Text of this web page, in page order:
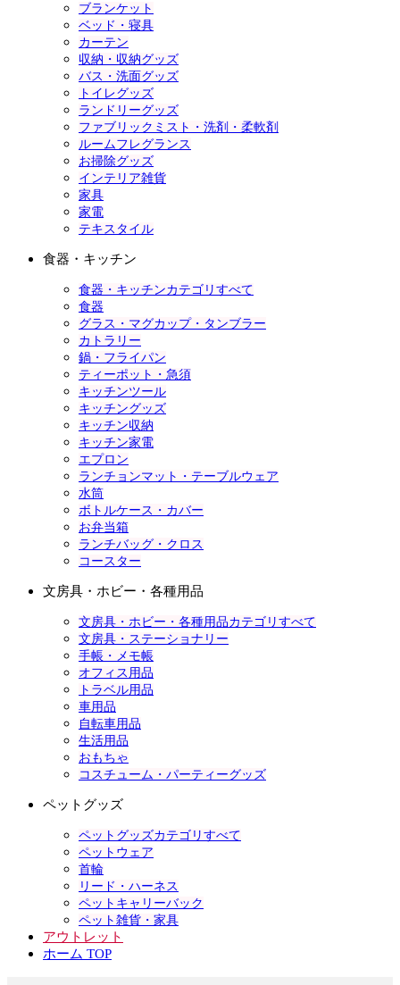
ブランケット
ベッド・寝具
カーテン
収納・収納グッズ
バス・洗面グッズ
トイレグッズ
ランドリーグッズ
ファブリックミスト・洗剤・柔軟剤
ルームフレグランス
お掃除グッズ
インテリア雑貨
家具
家電
テキスタイル
食器・キッチン
食器・キッチンカテゴリすべて
食器
グラス・マグカップ・タンブラー
カトラリー
鍋・フライパン
ティーポット・急須
キッチンツール
キッチングッズ
キッチン収納
キッチン家電
エプロン
ランチョンマット・テーブルウェア
水筒
ボトルケース・カバー
お弁当箱
ランチバッグ・クロス
コースター
文房具・ホビー・各種用品
文房具・ホビー・各種用品カテゴリすべて
文房具・ステーショナリー
手帳・メモ帳
オフィス用品
トラベル用品
車用品
自転車用品
生活用品
おもちゃ
コスチューム・パーティーグッズ
ペットグッズ
ペットグッズカテゴリすべて
ペットウェア
首輪
リード・ハーネス
ペットキャリーバック
ペット雑貨・家具
アウトレット
ホーム TOP